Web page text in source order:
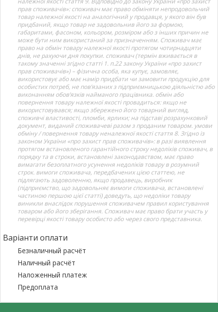
прав споживачів»: споживач має право обміняти непродовольчий
товар належної якості на аналогічний у продавця, у якого він був
придбаний, якщо товар не задовольнив його за формою,
габаритами, фасоном, кольором, розміром або з інших причин не
може бути ним використаний за призначенням. Споживач має
право на обмін товару належної якості протягом чотирнадцяти
днів, не рахуючи дня покупки. споживач (термін вживається в
такому значенні згідно статті 1. п.22 закону України «про захист
прав споживачів») – фізична особа, яка купує, замовляє,
використовує або має намір придбати чи замовити продукцію для
особистих потреб, не пов’язаних з підприємницькою діяльністю або
виконанням обов’язків найманого працівника. обмін або
повернення товару належної якості провадиться: якщо не
використовувався; якщо збережено його товарний вигляд,
споживчі властивості, пломби, ярлики; на підставі розрахунковий
документ, виданий споживачеві разом з проданим товаром. умови
обміну / повернення товару неналежної якості стаття 8. Згідно із
законом України «про захист прав споживачів»: в разі виявлення
протягом встановленого гарантійного строку недоліків споживач, в
порядку та в строки, встановлені законодавством, має право
вимагати безоплатного усунення недоліків товару в розумний
строк. вимоги споживача, передбачених цією статтею, не
підлягають задоволенню, якщо продавець, виробник
(підприємство, що задовольняє вимоги споживача, встановлені
частиною першою цієї статті) доведуть, що недоліки товару
виникли внаслідок порушення споживачем правил користування
товаром або його зберігання. Споживач має право брати участь у
перевірці якості товару особисто або через свого представника.
Варіанти оплати
Безналичный расчёт
Наличный расчёт
Наложенный платеж
Предоплата